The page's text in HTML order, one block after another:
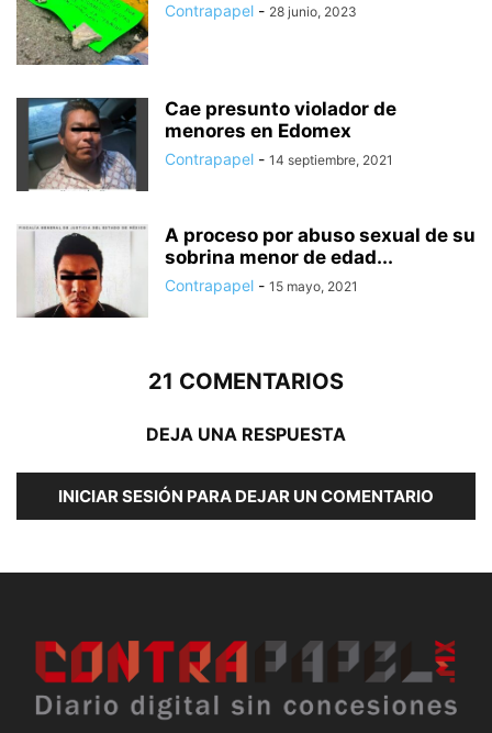
Contrapapel - 28 junio, 2023
Cae presunto violador de
menores en Edomex
Contrapapel - 14 septiembre, 2021
A proceso por abuso sexual de su
sobrina menor de edad...
Contrapapel - 15 mayo, 2021
21 COMENTARIOS
DEJA UNA RESPUESTA
INICIAR SESIÓN PARA DEJAR UN COMENTARIO